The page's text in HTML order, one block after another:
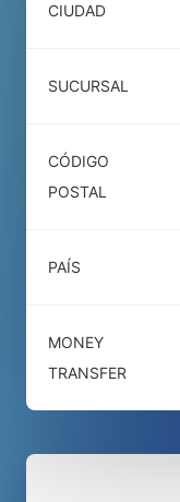
CIUDAD
SUCURSAL
CÓDIGO
POSTAL
PAÍS
MONEY
TRANSFER